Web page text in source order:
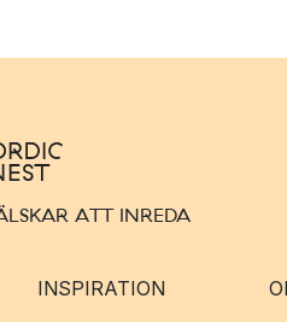
ATT INREDA
INSPIRATION